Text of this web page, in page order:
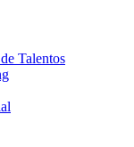
Talentos